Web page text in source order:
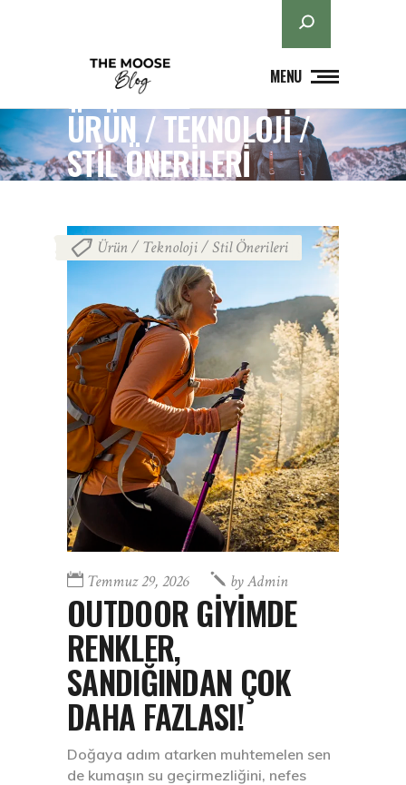
MENU
ÜRÜN / TEKNOLOJI /
STIL ÖNERILERI
Ürün / Teknoloji / Stil Önerileri
Temmuz 29, 2026 byAdmin
OUTDOOR GİYİMDE
RENKLER,
SANDIĞINDAN ÇOK
DAHA FAZLASI!
Doğaya adım atarken muhtemelen sen
de kumaşın su geçirmezliğini, nefes